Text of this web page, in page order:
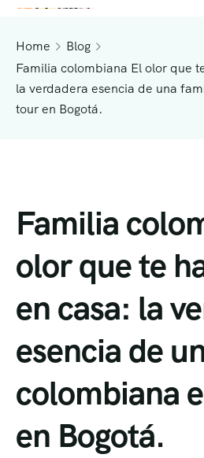
Home
Blog
Familia colombiana El olor que
la verdadera esencia de una
tour en Bogotá.
Familia
olor que te
en casa: la
esencia de
colombiana
en Bogotá.